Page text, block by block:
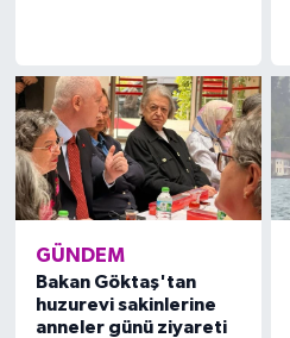
GÜNDEM
Bakan Göktaş'tan
huzurevi sakinlerine
anneler günü ziyareti